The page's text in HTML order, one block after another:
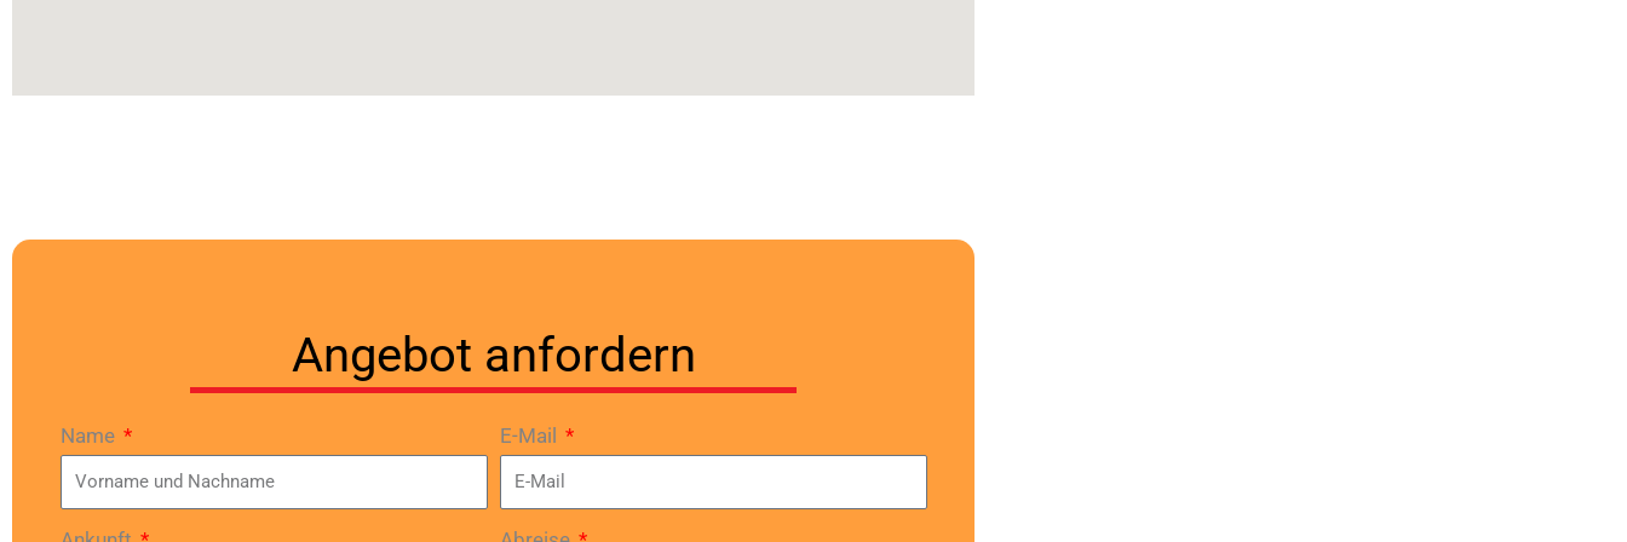
Angebot anfordern
Name E-Mail